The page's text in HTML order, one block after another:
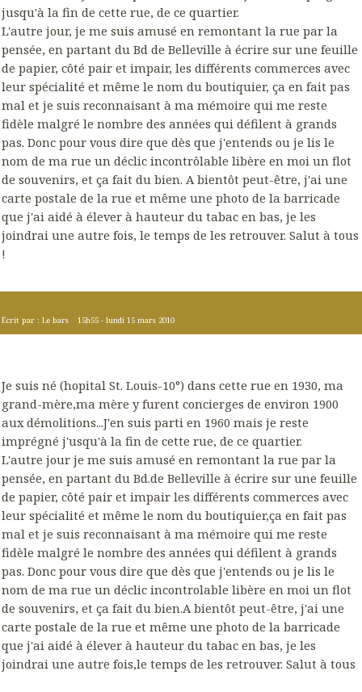
jusqu'à la fin de cette rue, de ce quartier.
L'autre jour, je me suis amusé en remontant la rue par la
pensée, en partant du Bd de Belleville à écrire sur une feuille
de papier, côté pair et impair, les différents commerces avec
leur spécialité et même le nom du boutiquier, ça en fait pas
mal et je suis reconnaisant à ma mémoire qui me reste
fidèle malgré le nombre des années qui défilent à grands
pas. Donc pour vous dire que dès que j'entends ou je lis le
nom de ma rue un déclic incontrôlable libère en moi un flot
de souvenirs, et ça fait du bien. A bientôt peut-être, j'ai une
carte postale de la rue et même une photo de la barricade
que j'ai aidé à élever à hauteur du tabac en bas, je les
joindrai une autre fois, le temps de les retrouver. Salut à tous
!
Écrit par : Le bars 15h55 -lundi 15 mars 2010
Je suis né (hopital St. Louis-10°) dans cette rue en 1930, ma
grand-mère,ma mère y furent concierges de environ 1900
aux démolitions...J'en suis parti en 1960 mais je reste
imprégné j'usqu'à la fin de cette rue, de ce quartier.
L'autre jour je me suis amusé en remontant la rue par la
pensée, en partant du Bd.de Belleville à écrire sur une feuille
de papier, côté pair et impair les différents commerces avec
leur spécialité et même le nom du boutiquier,ça en fait pas
mal et je suis reconnaisant à ma mémoire qui me reste
fidèle malgré le nombre des années qui défilent à grands
pas. Donc pour vous dire que dès que j'entends ou je lis le
nom de ma rue un déclic incontrolable libère en moi un flot
de souvenirs, et ça fait du bien.A bientôt peut-être, j'ai une
carte postale de la rue et même une photo de la barricade
que j'ai aidé à élever à hauteur du tabac en bas, je les
joindrai une autre fois,le temps de les retrouver. Salut à tous